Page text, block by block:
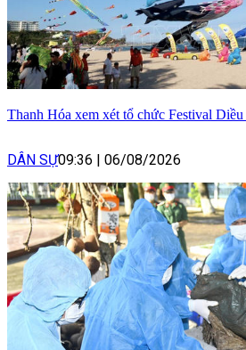
Thanh Hóa xem xét tổ chức Festival Diều
DÂN SỰ09:36 | 06/08/2026